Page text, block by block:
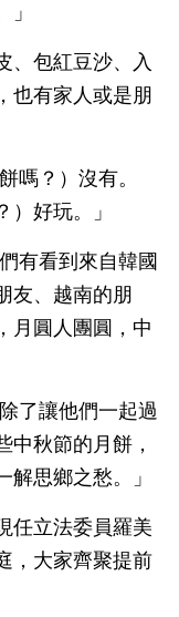
、包紅豆沙、入
也有家人或是朋
嗎？）沒有。
）好玩。」
有看到來自韓國
友、越南的朋
月圓人團圓，中
了讓他們一起過
中秋節的月餅，
思鄉之愁。」
任立法委員羅美
，大家齊聚提前